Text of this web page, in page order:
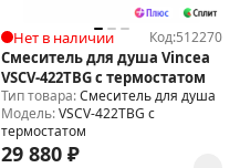
Нет в наличии Код:512270
Смеситель для душа Vincea
VSCV-422TBG с термостатом
Тип товара:Смеситель для душа
Модель:VSCV-422TBG с
термостатом
29 880 ₽